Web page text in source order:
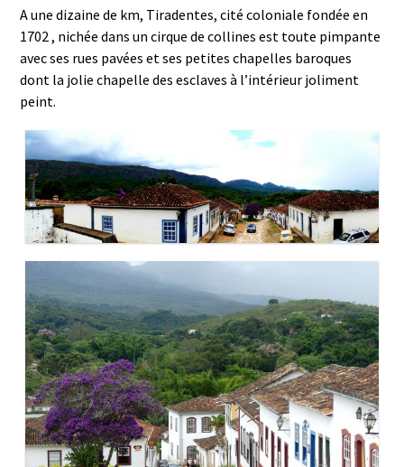
A une dizaine de km, Tiradentes, cité coloniale fondée en
1702 , nichée dans un cirque de collines est toute pimpante
avec ses rues pavées et ses petites chapelles baroques
dont la jolie chapelle des esclaves à l’intérieur joliment
peint.